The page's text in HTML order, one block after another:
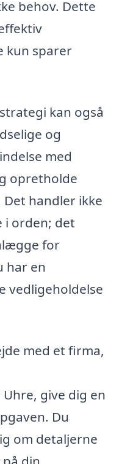
behov. Dette
kun sparer
kan også
og
med
opretholde
handler ikke
i orden; det
for
har en
vedligeholdelse
med et firma,
give dig en
Du
om detaljerne